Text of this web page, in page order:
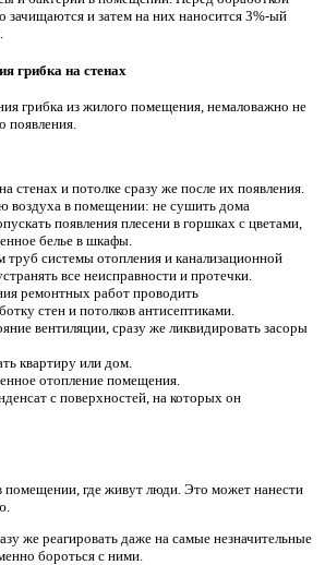
зачищаются и затем на них наносится 3%-ый
грибка на стенах
грибка из жилого помещения, немаловажно не
появления.
стенах и потолке сразу же после их появления.
воздуха в помещении: не сушить дома
появления плесени в горшках с цветами,
белье в шкафы.
труб системы отопления и канализационной
все неисправности и протечки.
ремонтных работ проводить
стен и потолков антисептиками.
вентиляции, сразу же ликвидировать засоры
квартиру или дом.
отопление помещения.
с поверхностей, на которых он
помещении, где живут люди. Это может нанести
же реагировать даже на самые незначительные
бороться с ними.